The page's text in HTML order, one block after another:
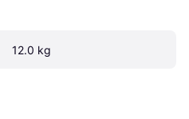
12.0 kg